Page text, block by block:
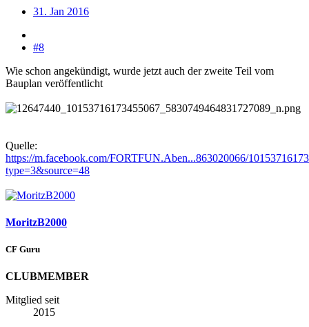
31. Jan 2016
#8
Wie schon angekündigt, wurde jetzt auch der zweite Teil vom
Bauplan veröffentlicht
Quelle:
https://m.facebook.com/FORTFUN.Aben...863020066/
type=3&source=48
MoritzB2000
CF Guru
CLUBMEMBER
Mitglied seit
2015